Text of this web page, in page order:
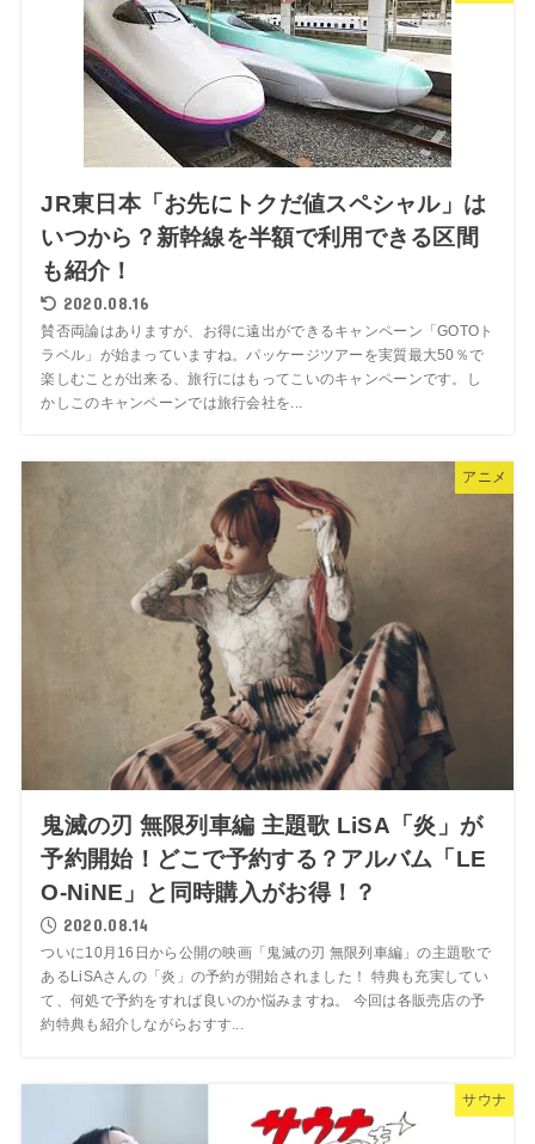
JR東日本「お先にトクだ値スペシャル」は
いつから？新幹線を半額で利用できる区間
も紹介！
2020.08.16
賛否両論はありますが、お得に遠出ができるキャンペーン「GOTOト
ラベル」が始まっていますね。パッケージツアーを実質最大50％で
楽しむことが出来る、旅行にはもってこいのキャンペーンです。し
かしこのキャンペーンでは旅行会社を...
アニメ
鬼滅の刃 無限列車編 主題歌 LiSA「炎」が
予約開始！どこで予約する？アルバム「LE
O-NiNE」と同時購入がお得！？
2020.08.14
ついに10月16日から公開の映画「鬼滅の刃 無限列車編」の主題歌で
あるLiSAさんの「炎」の予約が開始されました！ 特典も充実してい
て、何処で予約をすれば良いのか悩みますね。 今回は各販売店の予
約特典も紹介しながらおすす...
サウナ